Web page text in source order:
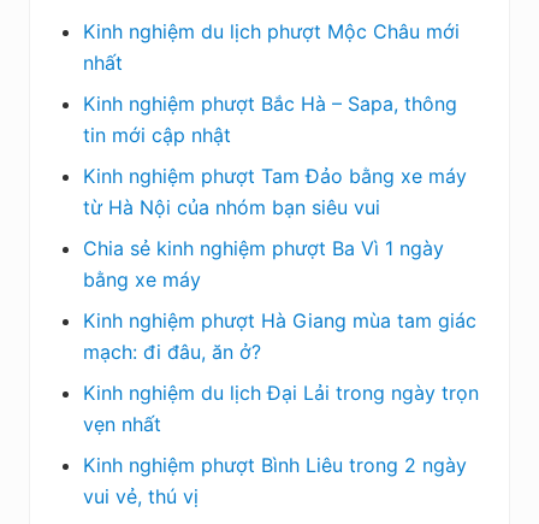
Kinh nghiệm du lịch phượt Mộc Châu mới
nhất
Kinh nghiệm phượt Bắc Hà – Sapa, thông
tin mới cập nhật
Kinh nghiệm phượt Tam Đảo bằng xe máy
từ Hà Nội của nhóm bạn siêu vui
Chia sẻ kinh nghiệm phượt Ba Vì 1 ngày
bằng xe máy
Kinh nghiệm phượt Hà Giang mùa tam giác
mạch: đi đâu, ăn ở?
Kinh nghiệm du lịch Đại Lải trong ngày trọn
vẹn nhất
Kinh nghiệm phượt Bình Liêu trong 2 ngày
vui vẻ, thú vị